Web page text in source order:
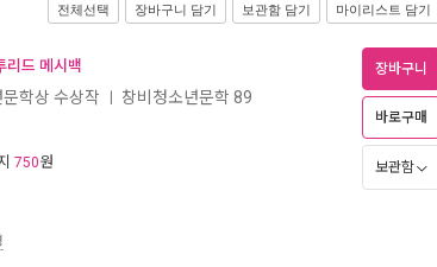
전체선택 장바구니 담기 보관함 담기 마이리스트 담기
리드 메시백
학상 수상작 창비청소년문학 89
750원
장바구니
바로구매
보관함